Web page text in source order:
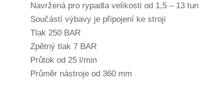
Navržená pro rypadla velikosti od 1,5 – 13 tun
Součástí výbavy je připojení ke stroji
Tlak 250 BAR
Zpětný tlak 7 BAR
Průtok od 25 l/min
Průměr nástroje od 360 mm